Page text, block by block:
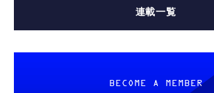
連載一覧
BECOME A MEMBER